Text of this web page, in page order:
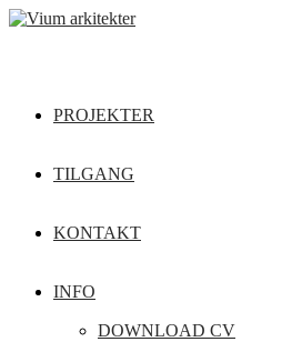
PROJEKTER
TILGANG
KONTAKT
INFO
DOWNLOAD CV